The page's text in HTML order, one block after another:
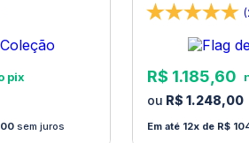
00sem juros
R$ 1.185 60
R$ 1.248,00
12 R$